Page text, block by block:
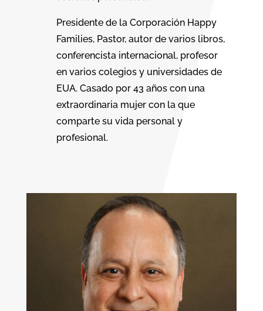
Presidente de la Corporación Happy
Families, Pastor, autor de varios libros,
conferencista internacional, profesor
en varios colegios y universidades de
EUA. Casado por 43 años con una
extraordinaria mujer con la que
comparte su vida personal y
profesional.